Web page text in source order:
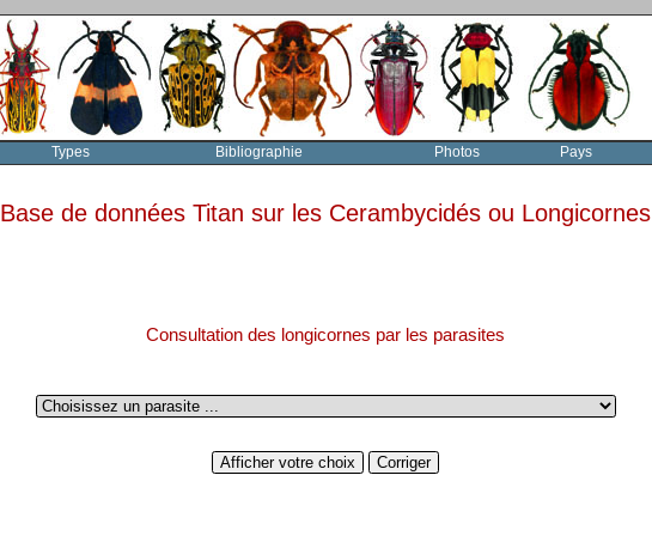
Types Bibliographie Photos Pays
Base de données Titan sur les Cerambycidés ou Longicornes
Consultation des longicornes par les parasites